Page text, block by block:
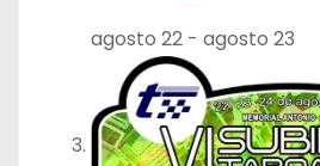
agosto 22 - agosto 23